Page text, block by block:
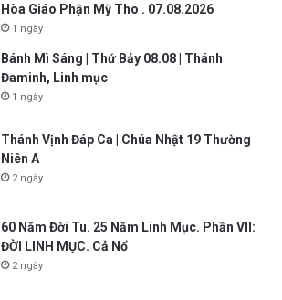
Hòa Giáo Phận Mỹ Tho . 07.08.2026
1 ngày
Bánh Mì Sáng | Thứ Bảy 08.08 | Thánh
Đaminh, Linh mục
1 ngày
Thánh Vịnh Đáp Ca | Chúa Nhật 19 Thường
Niên A
2 ngày
60 Năm Đời Tu. 25 Năm Linh Mục. Phần VII:
ĐỜI LINH MỤC. Cả Nổ
2 ngày